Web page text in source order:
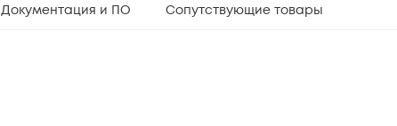
Документация и ПО Сопутствующие товары